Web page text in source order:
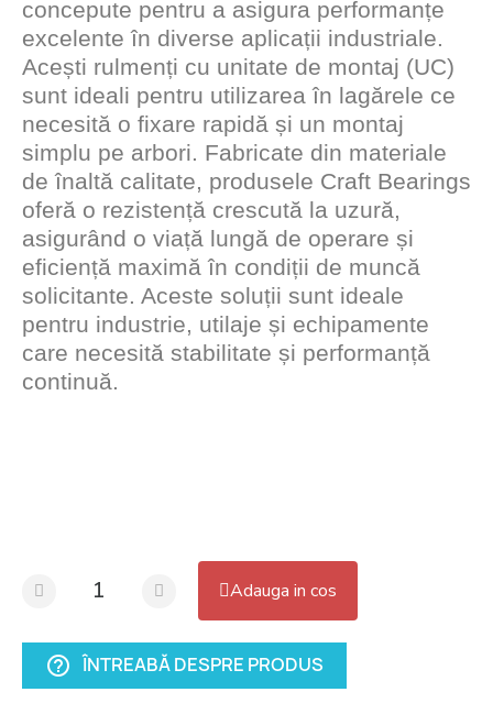
concepute pentru a asigura performanțe
excelente în diverse aplicații industriale.
Acești rulmenți cu unitate de montaj (UC)
sunt ideali pentru utilizarea în lagărele ce
necesită o fixare rapidă și un montaj
simplu pe arbori. Fabricate din materiale
de înaltă calitate, produsele Craft Bearings
oferă o rezistență crescută la uzură,
asigurând o viață lungă de operare și
eficiență maximă în condiții de muncă
solicitante. Aceste soluții sunt ideale
pentru industrie, utilaje și echipamente
care necesită stabilitate și performanță
continuă.
Adauga in cos
help_outline ÎNTREABĂ DESPRE PRODUS